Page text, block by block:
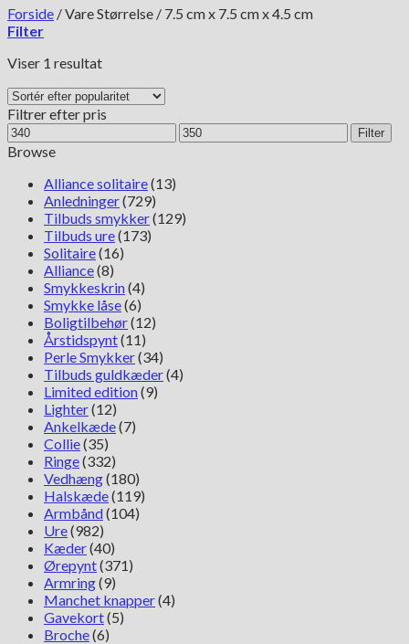
Forside /Vare Størrelse / 7.5 cm x 7.5 cm x 4.5 cm
Filter
Viser 1 resultat
Filtrer efter pris
Mindste
pris
Højeste
pris
Filter
Browse
Alliance solitaire(13)
Anledninger(729)
Tilbuds smykker(129)
Tilbuds ure(173)
Solitaire(16)
Alliance(8)
Smykkeskrin(4)
Smykke låse(6)
Boligtilbehør(12)
Årstidspynt(11)
Perle Smykker(34)
Tilbuds guldkæder(4)
Limited edition(9)
Lighter(12)
Ankelkæde(7)
Collie(35)
Ringe(332)
Vedhæng(180)
Halskæde(119)
Armbånd(104)
Ure(982)
Kæder(40)
Ørepynt(371)
Armring(9)
Manchet knapper(4)
Gavekort(5)
Broche(6)